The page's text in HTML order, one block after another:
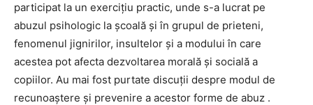
participat la un exercițiu practic, unde s-a lucrat pe
abuzul psihologic la școală și în grupul de prieteni,
fenomenul jignirilor, insultelor și a modului în care
acestea pot afecta dezvoltarea morală și socială a
copiilor. Au mai fost purtate discuții despre modul de
recunoaștere și prevenire a acestor forme de abuz .